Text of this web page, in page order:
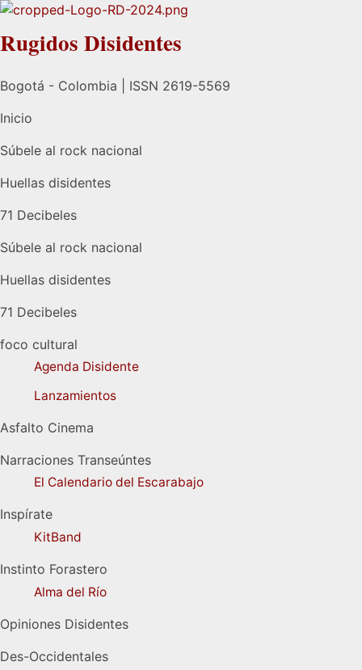
Rugidos Disidentes
Bogotá - Colombia | ISSN 2619-5569
Inicio
Súbele al rock nacional
Huellas disidentes
71 Decibeles
Súbele al rock nacional
Huellas disidentes
71 Decibeles
foco cultural
Agenda Disidente
Lanzamientos
Asfalto Cinema
Narraciones Transeúntes
El Calendario del Escarabajo
Inspírate
KitBand
Instinto Forastero
Alma del Río
Opiniones Disidentes
Des-Occidentales